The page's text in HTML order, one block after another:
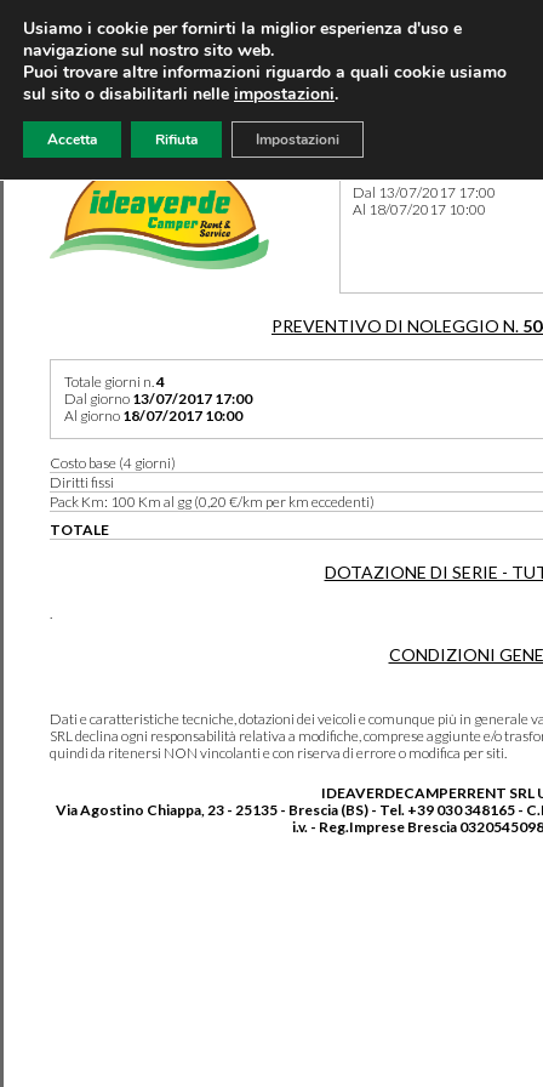
Dal 13/07/2017 17:00
Al 18/07/2017 10:00
PREVENTIVO DI NOLEGGIO N.
Totale giorni n.4
Dal giorno 13/07/2017 17:00
Al giorno 18/07/2017 10:00
Costo base (4 giorni)
Diritti fissi
Pack Km: 100 Km al gg (0,20 €/km per km eccedenti)
TOTALE
DOTAZIONE DI SERIE -
.
CONDIZIONI
Dati e caratteristiche tecniche, dotazioni dei veicoli e comunque più in generale
SRL declina ogni responsabilità relativa a modifiche, comprese aggiunte e/o
quindi da ritenersi NON vincolanti e con riserva di errore o modifica per siti.
IDEAVERDECAMPERRENT SRL
Via Agostino Chiappa, 23 - 25135 - Brescia (BS) - Tel. +39 030 348165 -
i.v. - Reg.Imprese Brescia
Usiamo i cookie per fornirti la miglior esperienza d'uso e
navigazione sul nostro sito web.
Puoi trovare altre informazioni riguardo a quali cookie usiamo
sul sito o disabilitarli nelle impostazioni.
Accetta Rifiuta Impostazioni